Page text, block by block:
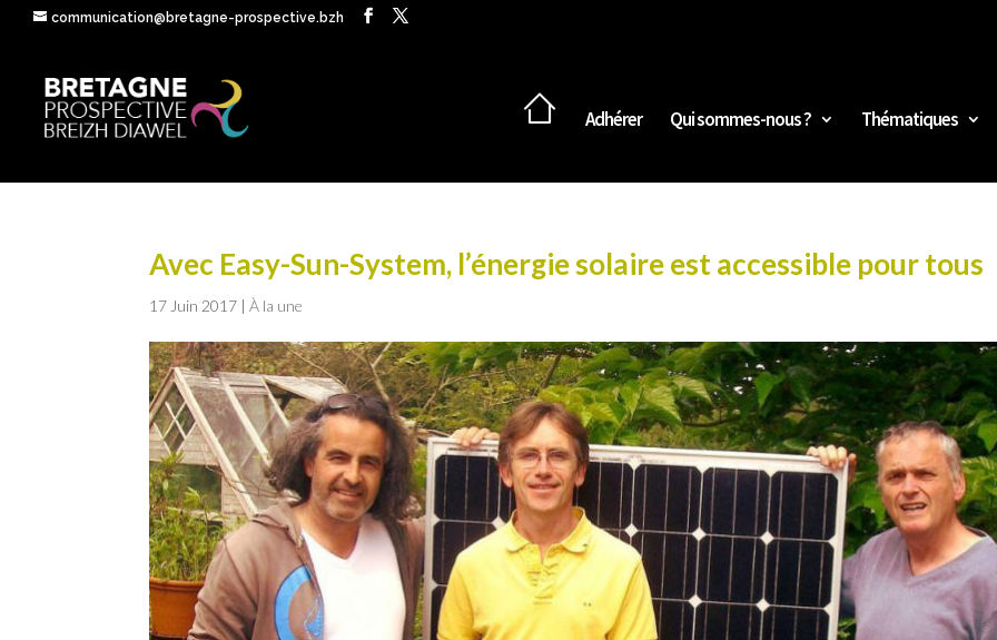
communication@bretagne-prospective.bzh
Adhérer Qui sommes-nous ? Thématiques
Avec Easy-Sun-System, l’énergie solaire est accessible pour tous
17 Juin 2017 |À la une